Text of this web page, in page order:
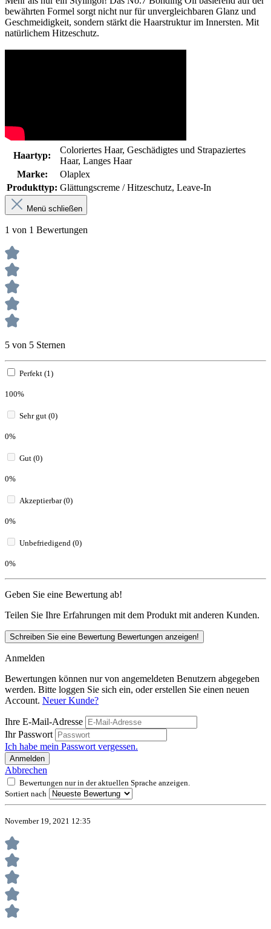
bewährten Formel sorgt nicht nur für unvergleichbaren Glanz und
Geschmeidigkeit, sondern stärkt die Haarstruktur im Innersten. Mit
natürlichem Hitzeschutz.
Haartyp:
Coloriertes Haar, Geschädigtes und Strapaziertes
Haar, Langes Haar
Marke:
Olaplex
Produkttyp: Glättungscreme / Hitzeschutz, Leave-In
Menü schließen
1 von 1 Bewertungen
5 von 5 Sternen
Perfekt (1)
100%
Sehr gut (0)
0%
Gut (0)
0%
Akzeptierbar (0)
0%
Unbefriedigend (0)
0%
Geben Sie eine Bewertung ab!
Teilen Sie Ihre Erfahrungen mit dem Produkt mit anderen Kunden.
Schreiben Sie eine Bewertung Bewertungen anzeigen!
Anmelden
Bewertungen können nur von angemeldeten Benutzern abgegeben
werden. Bitte loggen Sie sich ein, oder erstellen Sie einen neuen
Account. Neuer Kunde?
Ihre E-Mail-Adresse
Ihr Passwort
Ich habe mein Passwort vergessen.
Anmelden
Abbrechen
Bewertungen nur in der aktuellen Sprache anzeigen.
Sortiert nach
November 19, 2021 12:35